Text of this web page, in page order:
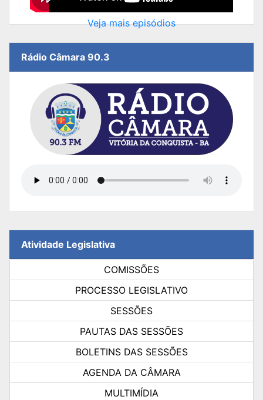
Veja mais episódios
Rádio Câmara 90.3
Atividade Legislativa
COMISSÕES
PROCESSO LEGISLATIVO
SESSÕES
PAUTAS DAS SESSÕES
BOLETINS DAS SESSÕES
AGENDA DA CÂMARA
MULTIMÍDIA